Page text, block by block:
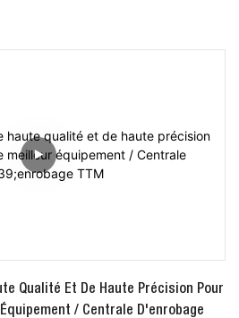
Qualité Et De Haute Précision Pour
/ Centrale D'enrobage